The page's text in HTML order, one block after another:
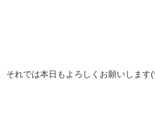
それでは本日もよろしくお願いします